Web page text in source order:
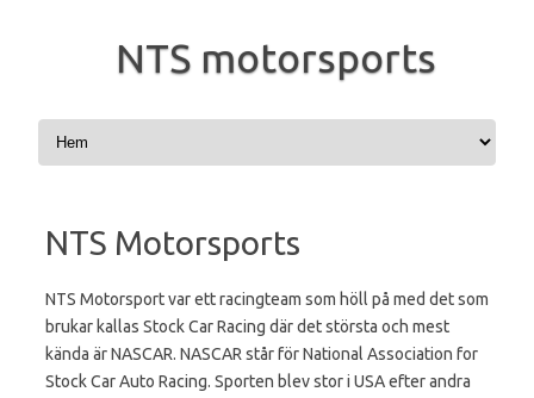
NTS motorsports
Hoppa till innehåll
NTS Motorsports
NTS Motorsport var ett racingteam som höll på med det som
brukar kallas Stock Car Racing där det största och mest
kända är NASCAR. NASCAR står för National Association for
Stock Car Auto Racing. Sporten blev stor i USA efter andra